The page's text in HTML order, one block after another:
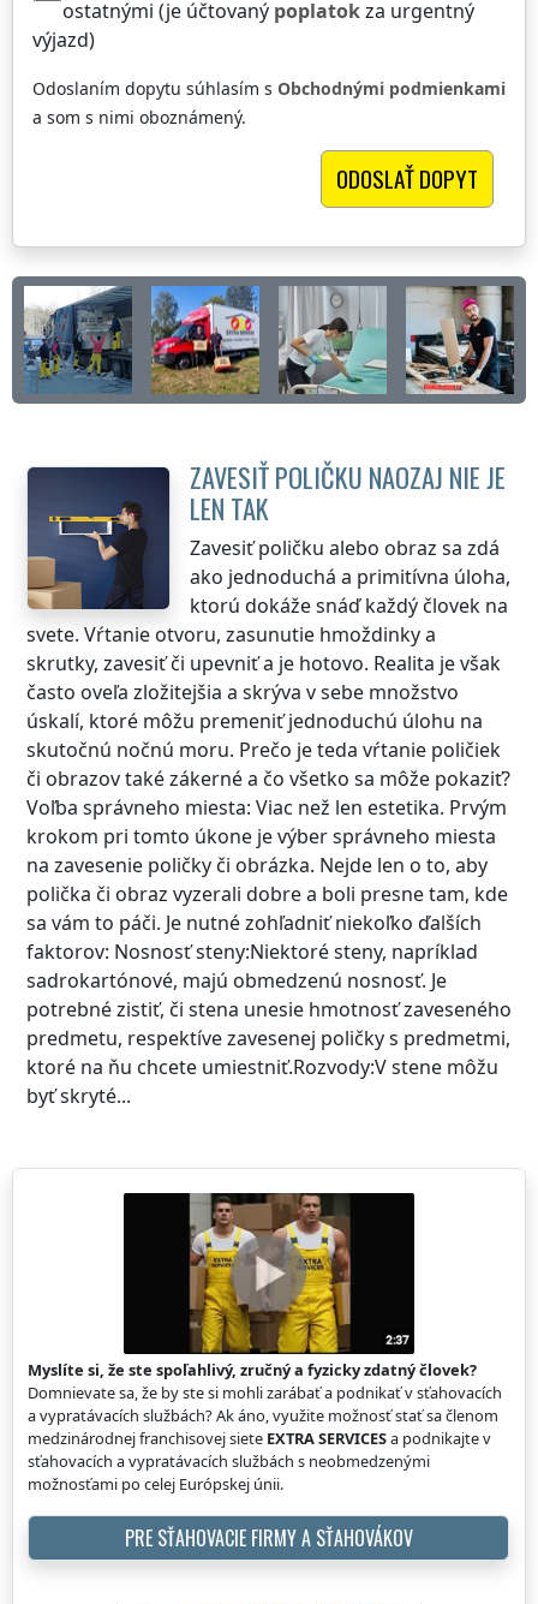
ostatnými (je účtovaný poplatokza urgentný
výjazd)
Odoslaním dopytu súhlasím s Obchodnými podmienkami
a som s nimi oboznámený.
ZAVESIŤ POLIČKU NAOZAJ NIE JE
LEN TAK
Zavesiť poličku alebo obraz sa zdá
ako jednoduchá a primitívna úloha,
ktorú dokáže snáď každý človek na
svete. Vŕtanie otvoru, zasunutie hmoždinky a
skrutky, zavesiť či upevniť a je hotovo. Realita je však
často oveľa zložitejšia a skrýva v sebe množstvo
úskalí, ktoré môžu premeniť jednoduchú úlohu na
skutočnú nočnú moru. Prečo je teda vŕtanie poličiek
či obrazov také zákerné a čo všetko sa môže pokaziť?
Voľba správneho miesta: Viac než len estetika. Prvým
krokom pri tomto úkone je výber správneho miesta
na zavesenie poličky či obrázka. Nejde len o to, aby
polička či obraz vyzerali dobre a boli presne tam, kde
sa vám to páči. Je nutné zohľadniť niekoľko ďalších
faktorov: Nosnosť steny:Niektoré steny, napríklad
sadrokartónové, majú obmedzenú nosnosť. Je
potrebné zistiť, či stena unesie hmotnosť zaveseného
predmetu, respektíve zavesenej poličky s predmetmi,
ktoré na ňu chcete umiestniť.Rozvody:V stene môžu
byť skryté...
Myslíte si, že ste spoľahlivý, zručný a fyzicky zdatný človek?
Domnievate sa, že by ste si mohli zarábať a podnikať v sťahovacích
a vypratávacích službách? Ak áno, využite možnosť stať sa členom
medzinárodnej franchisovej siete EXTRA SERVICESa podnikajte v
sťahovacích a vypratávacích službách s neobmedzenými
možnosťami po celej Európskej únii.
PRE SŤAHOVACIE FIRMY A SŤAHOVÁKOV